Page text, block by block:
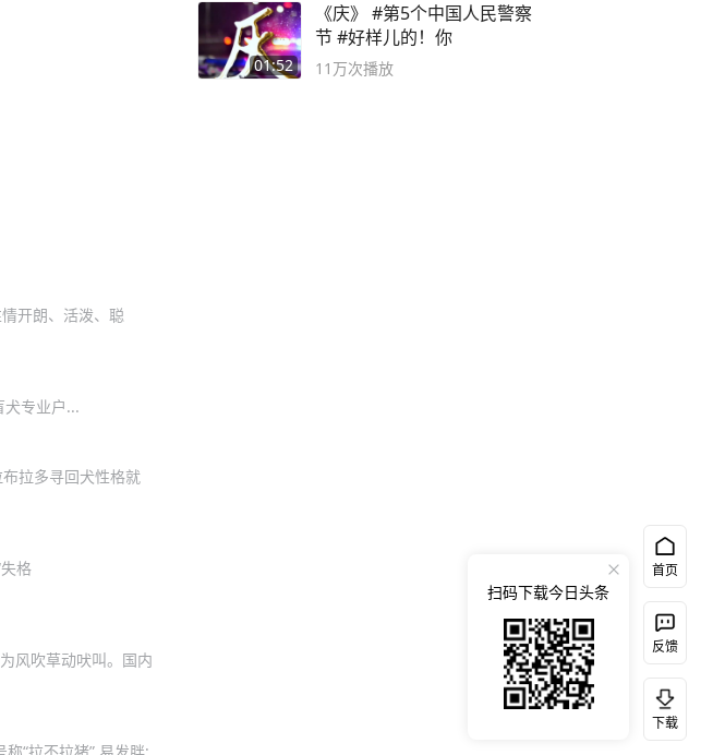
开朗、活泼、聪
专业户...
拉多寻回犬性格就
格
风吹草动吠叫。国内
“拉不拉猪”,易发胖;
01:52
《庆》 #第5个中国人民警察
节 #好样儿的！你
11万次播放
首页
反馈
下载
扫码下载今日头条